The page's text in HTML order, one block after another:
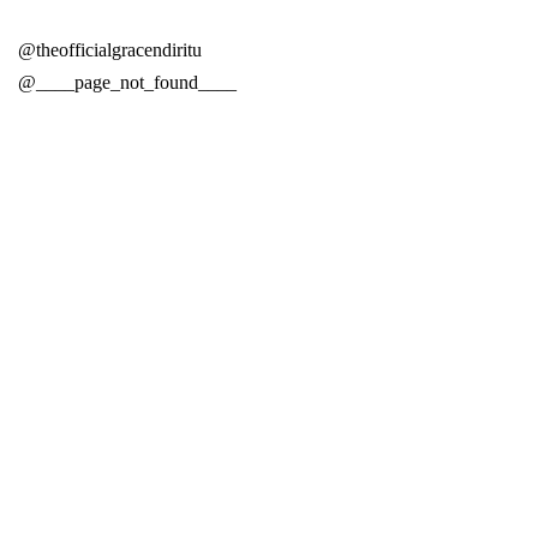
@theofficialgracendiritu
@____page_not_found____